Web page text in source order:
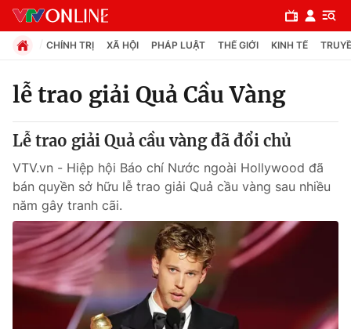
Chuyên mục
Xã hội
Pháp luật
Y tế
CHÍNH TRỊ XÃ HỘI PHÁP LUẬT THẾ GIỚI KINH TẾ
lễ trao giải Quả Cầu Vàng
Lễ trao giải Quả cầu vàng đã đổi chủ
VTV.vn - Hiệp hội Báo chí Nước ngoài Hollywood đã
bán quyền sở hữu lễ trao giải Quả cầu vàng sau nhiều
năm gây tranh cãi.